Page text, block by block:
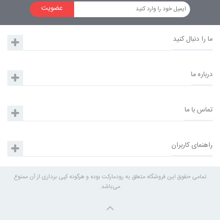
عضویت
ما را دنبال کنید
درباره ما
تماس با ما
راهنمای کاربران
تمامی حقوق این فروشگاه متعلق به رودمارکت بوده و هرگونه کپی برداری از آن ممنوع
می‌باشد.